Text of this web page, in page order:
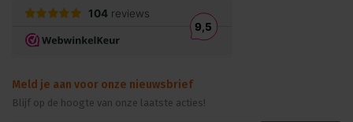
Meld je aan voor onze nieuwsbrief
Blijf op de hoogte van onze laatste acties!